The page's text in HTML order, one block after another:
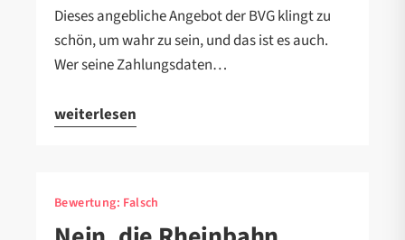
Dieses angebliche Angebot der BVG klingt zu
schön, um wahr zu sein, und das ist es auch.
Wer seine Zahlungsdaten…
weiterlesen
Bewertung: Falsch